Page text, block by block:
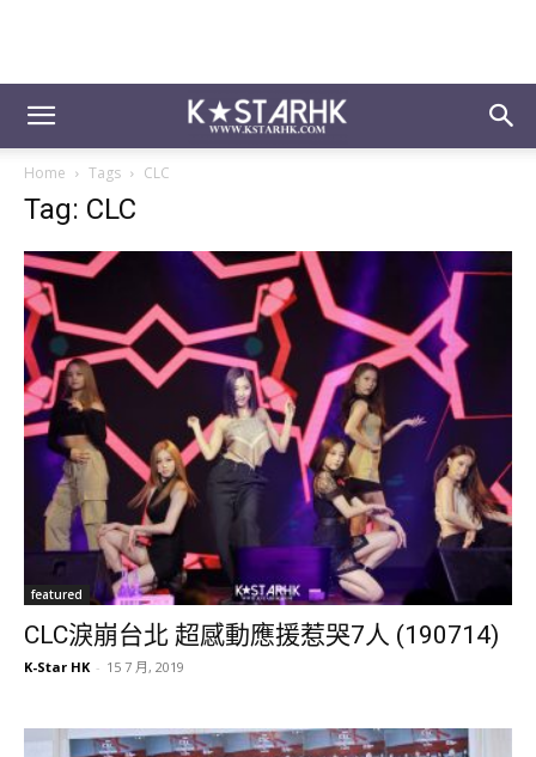
Home Tags CLC
Tag: CLC
featured
CLC淚崩台北 超感動應援惹哭7人 (190714)
K-Star HK - 15 7 月, 2019